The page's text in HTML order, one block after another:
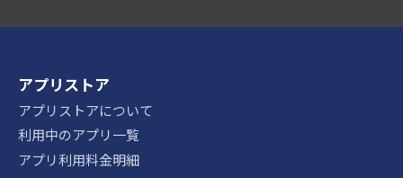
アプリストア
アプリストアについて
利用中のアプリ一覧
アプリ利用料金明細